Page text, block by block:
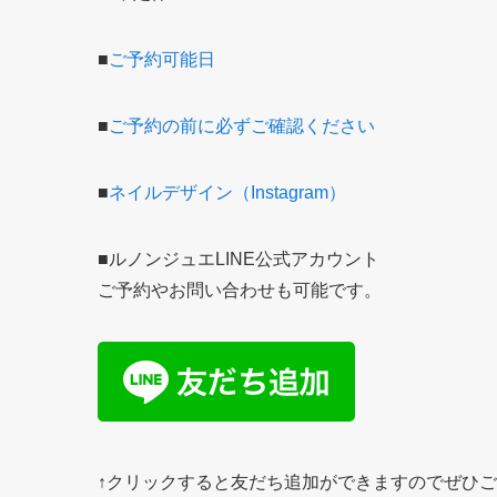
■ご予約可能日
■ご予約の前に必ずご確認ください
■ネイルデザイン（Instagram）
■ルノンジュエLINE公式アカウント
ご予約やお問い合わせも可能です。
↑クリックすると友だち追加ができますのでぜひ